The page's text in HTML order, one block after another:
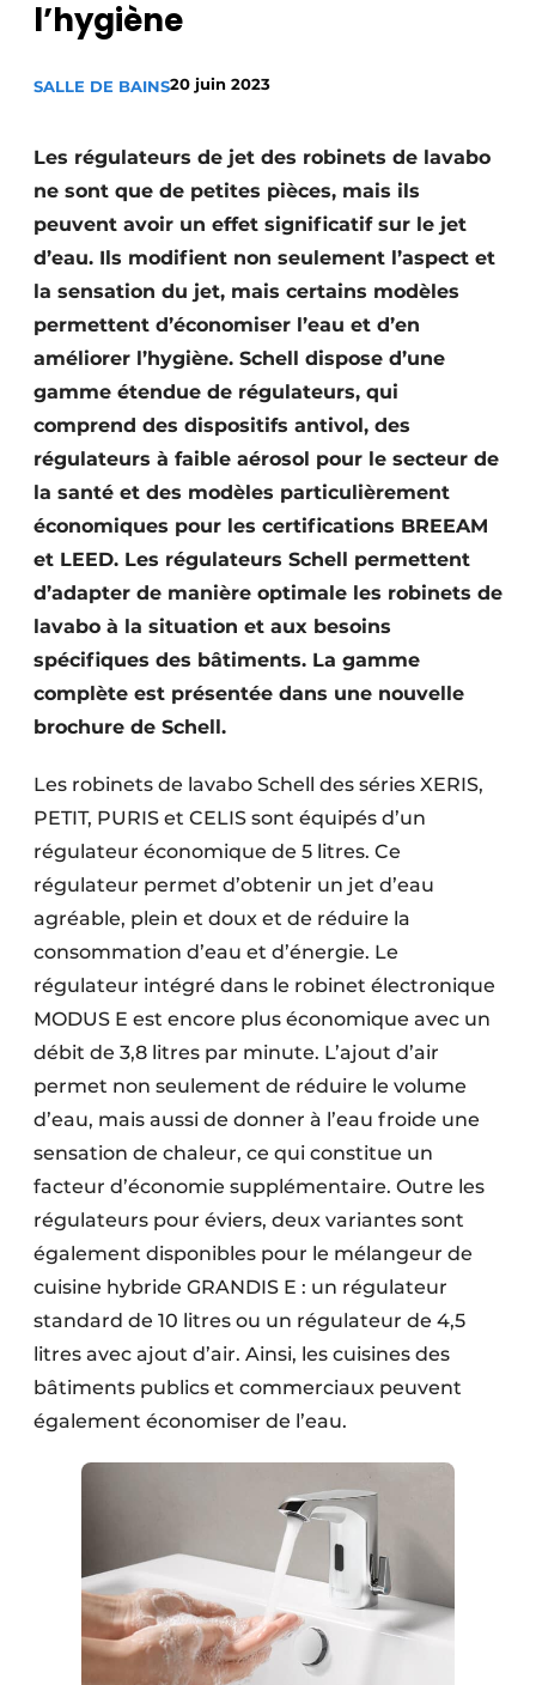
S’inscrire à l’événement
Video’s
l’hygiène
SALLE DE BAINS20 juin 2023
Les régulateurs de jet des robinets de lavabo
ne sont que de petites pièces, mais ils
peuvent avoir un effet significatif sur le jet
d’eau. Ils modifient non seulement l’aspect et
la sensation du jet, mais certains modèles
permettent d’économiser l’eau et d’en
améliorer l’hygiène. Schell dispose d’une
gamme étendue de régulateurs, qui
comprend des dispositifs antivol, des
régulateurs à faible aérosol pour le secteur de
la santé et des modèles particulièrement
économiques pour les certifications BREEAM
et LEED. Les régulateurs Schell permettent
d’adapter de manière optimale les robinets de
lavabo à la situation et aux besoins
spécifiques des bâtiments. La gamme
complète est présentée dans une nouvelle
brochure de Schell.
Les robinets de lavabo Schell des séries XERIS,
PETIT, PURIS et CELIS sont équipés d’un
régulateur économique de 5 litres. Ce
régulateur permet d’obtenir un jet d’eau
agréable, plein et doux et de réduire la
consommation d’eau et d’énergie. Le
régulateur intégré dans le robinet électronique
MODUS E est encore plus économique avec un
débit de 3,8 litres par minute. L’ajout d’air
permet non seulement de réduire le volume
d’eau, mais aussi de donner à l’eau froide une
sensation de chaleur, ce qui constitue un
facteur d’économie supplémentaire. Outre les
régulateurs pour éviers, deux variantes sont
également disponibles pour le mélangeur de
cuisine hybride GRANDIS E : un régulateur
standard de 10 litres ou un régulateur de 4,5
litres avec ajout d’air. Ainsi, les cuisines des
bâtiments publics et commerciaux peuvent
également économiser de l’eau.